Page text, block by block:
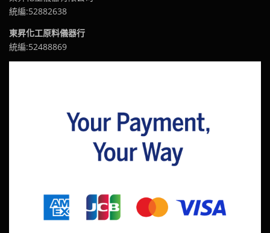
統編:52882638
東昇化工原料儀器行
統編:52488869